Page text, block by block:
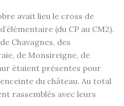
avait lieu le cross de
(du CP au CM2).
Chavagnes, des
de Monsireigne, de
étaient présentes pour
du château. Au total
rassemblés avec leurs